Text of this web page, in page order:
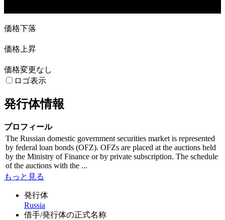
価格下落
価格上昇
価格変更なし
ロゴ表示
発行体情報
プロフィール
The Russian domestic government securities market is represented
by federal loan bonds (OFZ). OFZs are placed at the auctions held
by the Ministry of Finance or by private subscription. The schedule
of the auctions with the ...
もっと見る
発行体
Russia
借手/発行体の正式名称